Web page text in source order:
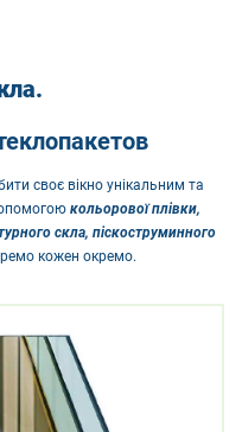
своє вікно унікальним та
кольорової плівки,
скла, піскоструминного
кожен окремо.